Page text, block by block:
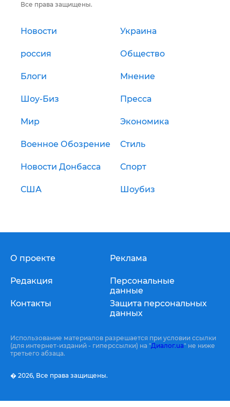
Все права защищены.
Новости Украина
россия Общество
Блоги Мнение
Шоу-Биз Пресса
Мир Экономика
Военное Обозрение Стиль
Новости Донбасса Спорт
США Шоубиз
О проекте
Редакция
Контакты
Реклама
Персональные
данные
Защита персональных
данных
Использование материалов разрешается при условии ссылки
(для интернет-изданий - гиперссылки) на "Диалог.ua" не ниже
третьего абзаца.
� 2026, Все права защищены.